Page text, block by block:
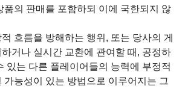
품의 판매를 포함하되 이에 국한되지 않
흐름을 방해하는 행위, 또는 당사의 게
거나 실시간 교환에 관여할 때, 공정하
있는 다른 플레이어들의 능력에 부정적
가능성이 있는 방법으로 이루어지는 그